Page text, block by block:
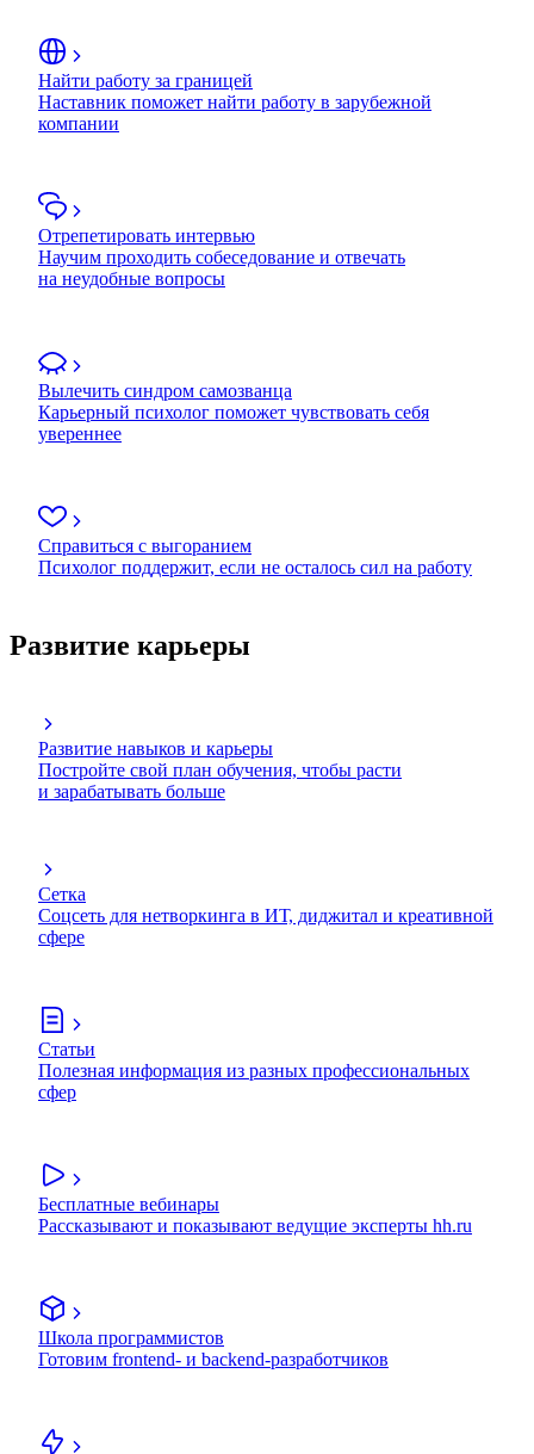
Найти работу за границей
Наставник поможет найти работу в зарубежной
компании
Отрепетировать интервью
Научим проходить собеседование и отвечать
на неудобные вопросы
Вылечить синдром самозванца
Карьерный психолог поможет чувствовать себя
увереннее
Справиться с выгоранием
Психолог поддержит, если не осталось сил на работу
Развитие карьеры
Развитие навыков и карьеры
Постройте свой план обучения, чтобы расти
и зарабатывать больше
Сетка
Соцсеть для нетворкинга в ИТ, диджитал и креативной
сфере
Статьи
Полезная информация из разных профессиональных
сфер
Бесплатные вебинары
Рассказывают и показывают ведущие эксперты hh.ru
Школа программистов
Готовим frontend- и backend-разработчиков